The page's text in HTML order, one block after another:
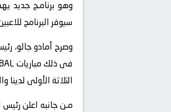
سيوفر البرنامج
الثلاثة الأولى